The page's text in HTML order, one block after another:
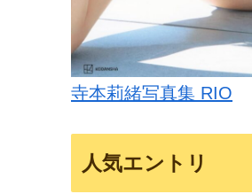
寺本莉緒写真集 RIO
人気エントリ